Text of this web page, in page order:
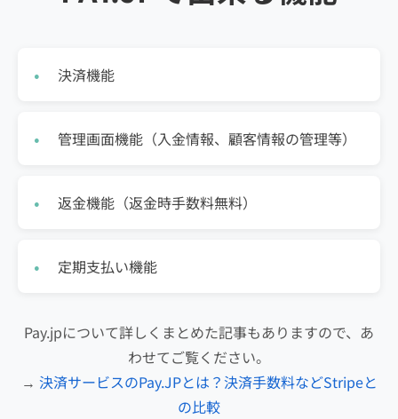
決済機能
管理画面機能（入金情報、顧客情報の管理等）
返金機能（返金時手数料無料）
定期支払い機能
Pay.jpについて詳しくまとめた記事もありますので、あ
わせてご覧ください。
→ 決済サービスのPay.JPとは？決済手数料などStripeと
の比較